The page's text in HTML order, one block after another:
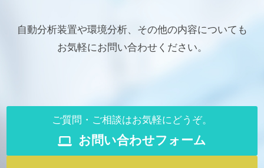
自動分析装置や環境分析、その他の内容についても
お気軽にお問い合わせください。
ご質問・ご相談はお気軽にどうぞ。
お問い合わせフォーム